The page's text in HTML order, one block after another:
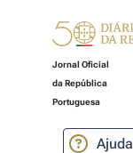
Jornal Oficial
da República
Portuguesa
Ajuda